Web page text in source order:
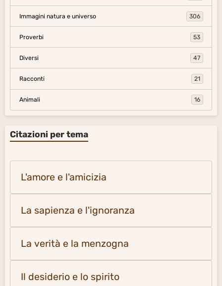
Immagini natura e universo 306
Proverbi 53
Diversi 47
Racconti 21
Animali 16
Citazioni per tema
L'amore e l'amicizia
La sapienza e l'ignoranza
La verità e la menzogna
Il desiderio e lo spirito